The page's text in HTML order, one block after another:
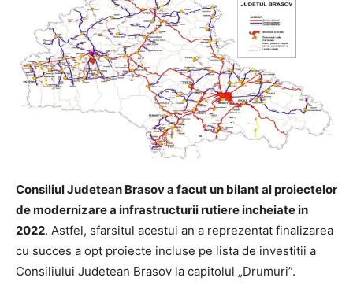
Consiliul Judetean Brasov a facut un bilant al proiectelor
de modernizare a infrastructurii rutiere incheiate in
2022. Astfel, sfarsitul acestui an a reprezentat finalizarea
cu succes a opt proiecte incluse pe lista de investitii a
Consiliului Judetean Brasov la capitolul „Drumuri”.